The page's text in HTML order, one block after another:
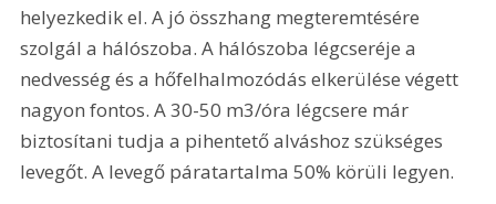
helyezkedik el. A jó összhang megteremtésére
szolgál a hálószoba. A hálószoba légcseréje a
nedvesség és a hőfelhalmozódás elkerülése végett
nagyon fontos. A 30-50 m3/óra légcsere már
biztosítani tudja a pihentető alváshoz szükséges
levegőt. A levegő páratartalma 50% körüli legyen.